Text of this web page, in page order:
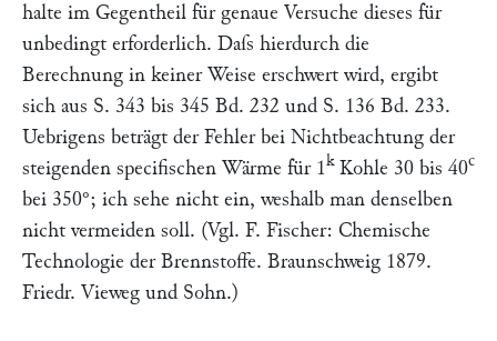
halte im Gegentheil für genaue Versuche dieses für
unbedingt erforderlich. Daſs hierdurch die
Berechnung in keiner Weise erschwert wird, ergibt
sich aus S. 343 bis 345 Bd. 232 und S. 136 Bd. 233.
Uebrigens beträgt der Fehler bei Nichtbeachtung der
steigenden specifischen Wärme für 1 kKohle 30 bis 40c
bei 350°; ich sehe nicht ein, weshalb man denselben
nicht vermeiden soll. (Vgl. F. Fischer: Chemische
Technologie der Brennstoffe. Braunschweig 1879.
Friedr. Vieweg und Sohn.)